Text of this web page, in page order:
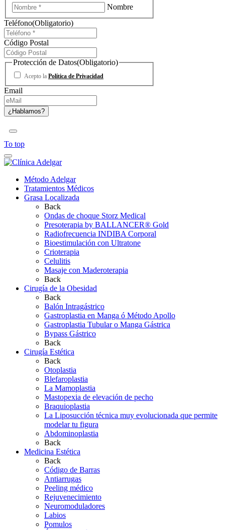
Nombre
Teléfono(Obligatorio)
Código Postal
Protección de Datos(Obligatorio)
Acepto la Política de Privacidad
Email
To top
Método Adelgar
Tratamientos Médicos
Grasa Localizada
Back
Ondas de choque Storz Medical
Presoterapia by BALLANCER® Gold
Radiofrecuencia INDIBA Corporal
Bioestimulación con Ultratone
Crioterapia
Celulitis
Masaje con Maderoterapia
Back
Cirugía de la Obesidad
Back
Balón Intragástrico
Gastroplastia en Manga ó Método Apollo
Gastroplastia Tubular o Manga Gástrica
Bypass Gástrico
Back
Cirugía Estética
Back
Otoplastia
Blefaroplastia
La Mamoplastia
Mastopexia de elevación de pecho
Braquioplastia
La Liposucción técnica muy evolucionada que permite
modelar tu figura
Abdominoplastia
Back
Medicina Estética
Back
Código de Barras
Antiarrugas
Peeling médico
Rejuvenecimiento
Neuromoduladores
Labios
Pomulos